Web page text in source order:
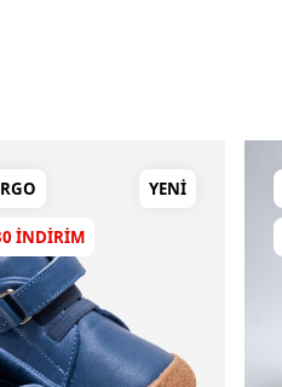
YENI
INDIRIM